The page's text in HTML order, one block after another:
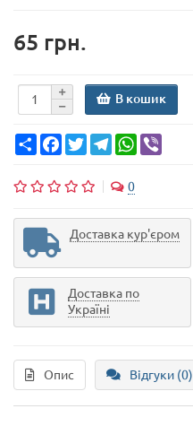
65 грн.
В кошик
Share FacebookTwitterTelegramWhatsApp
0
Доставка кур'єром
Доставка по
Україні
Опис Відгуки (0)